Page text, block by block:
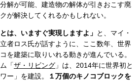
解が可能、建造物の解体が引きおこす廃
が解決してくれるかもしれない。
は、いますぐ実現しますよ」 と、マイ・
者ロス氏が話すように、ここ数年、世界
を建築に取りいれる動きが進んでいる。
「ザ・リビング 」は、2014年に世界初と
ー」を建設。
１万個のキノコブロックを